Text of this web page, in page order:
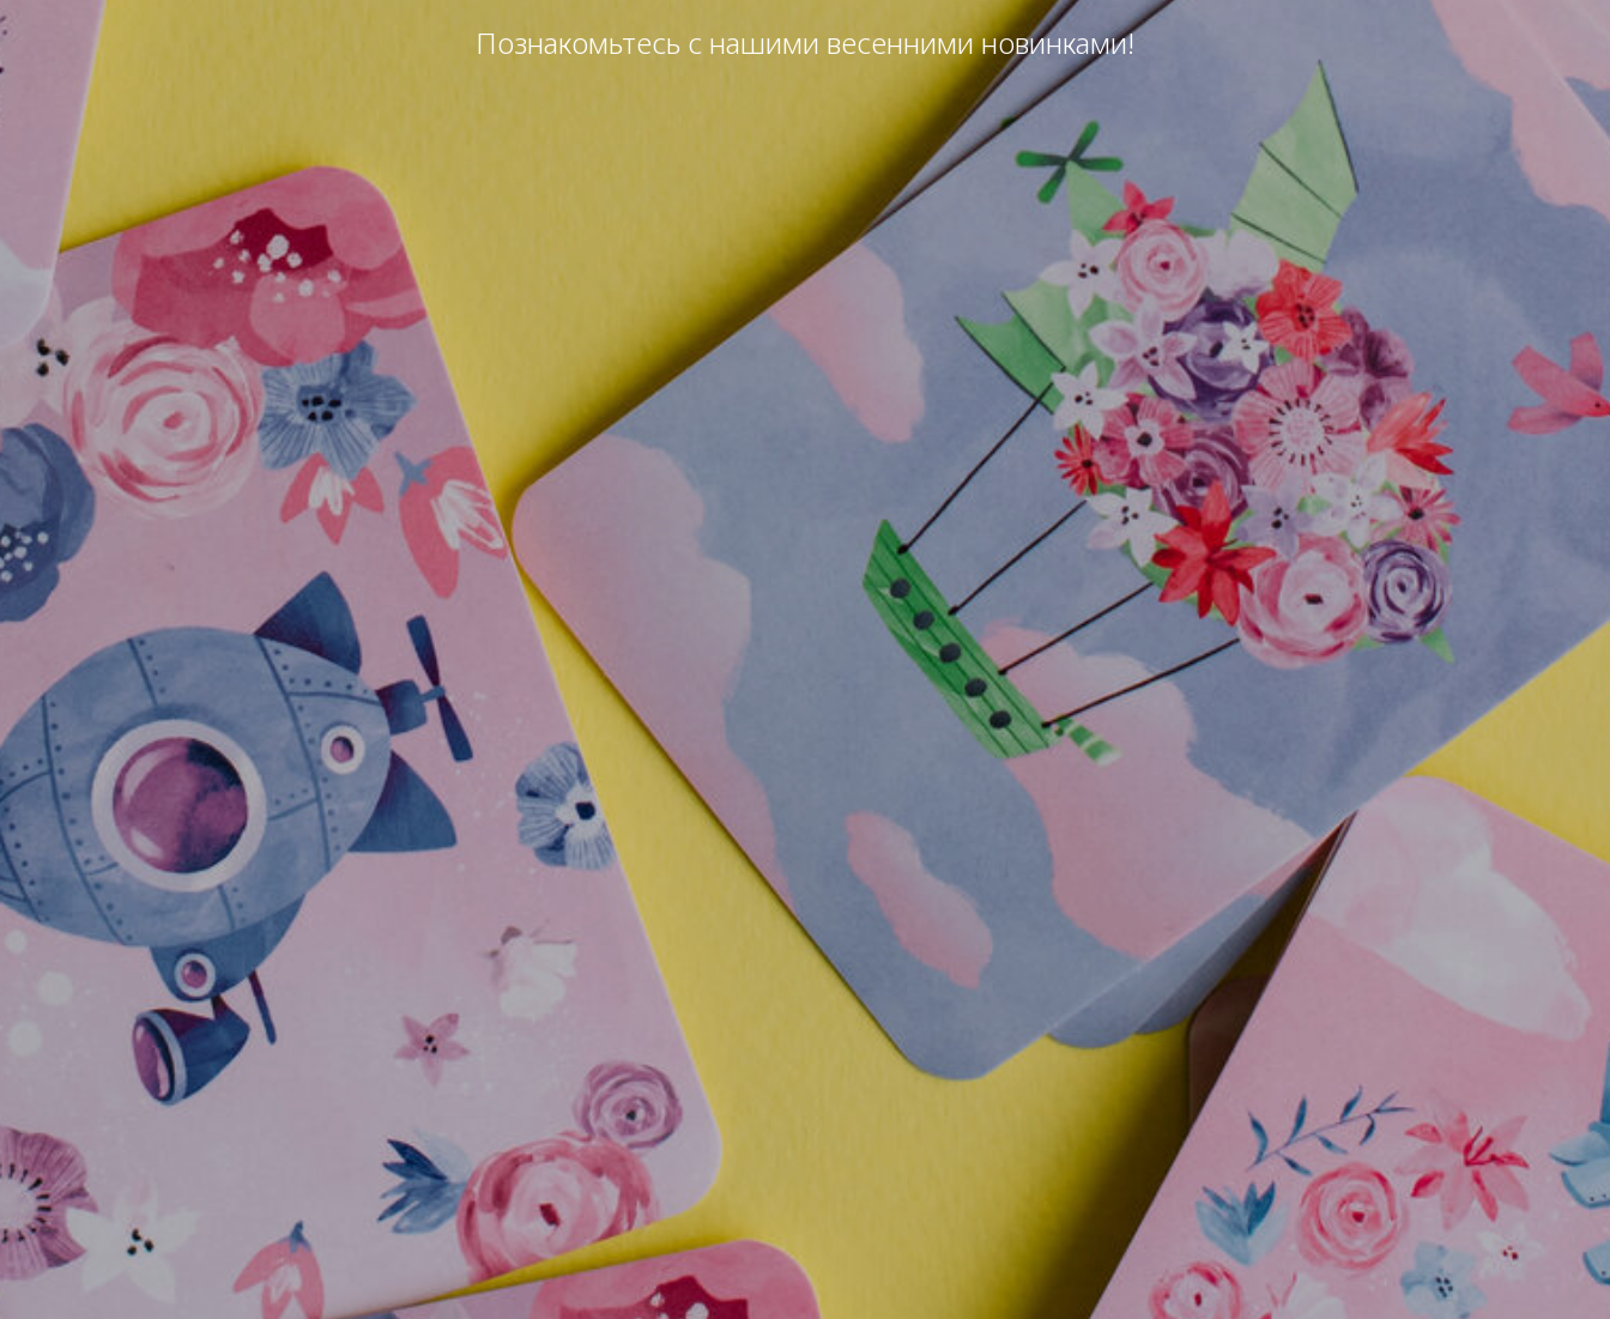
Познакомьтесь с нашими весенними новинками!